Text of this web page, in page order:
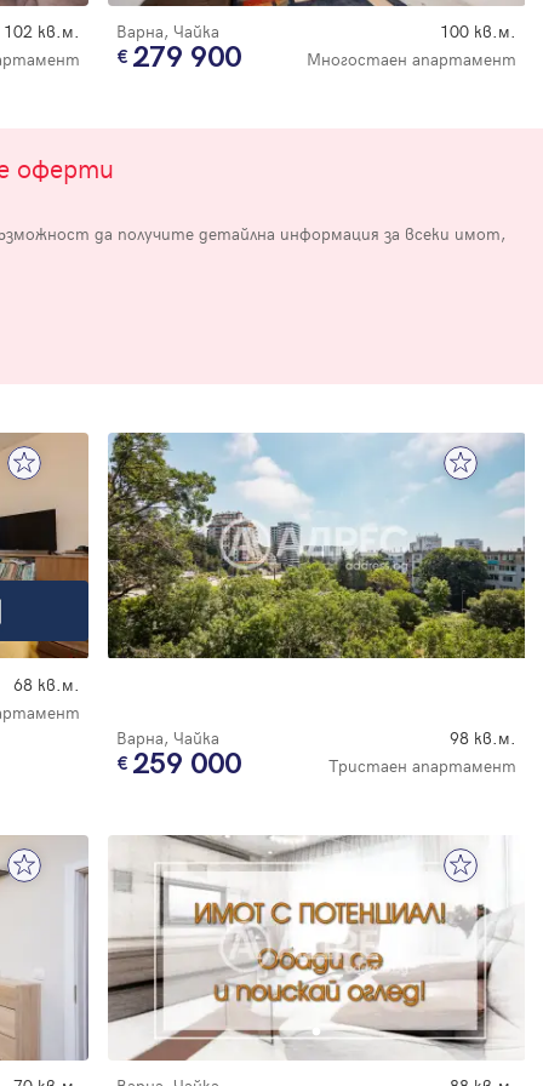
102 кв.м. Варна, Чайка 100 кв.м.
279 900 Многостаен апартамент
оферти
да получите детайлна информация за всеки имот,
68 кв.м.
Варна, Чайка 98 кв.м.
259 000 Тристаен апартамент